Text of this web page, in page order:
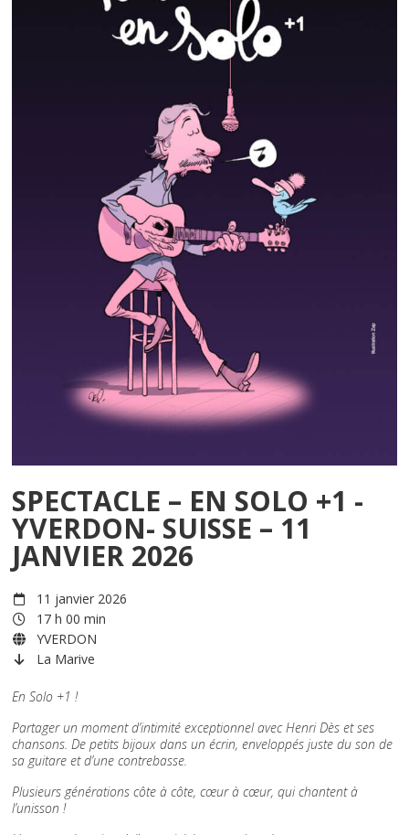
SPECTACLE – EN SOLO +1 -
YVERDON- SUISSE – 11
JANVIER 2026
11 janvier 2026
17 h 00 min
YVERDON
La Marive
En Solo +1 !
Partager un moment d’intimité exceptionnel avec Henri Dès et ses
chansons. De petits bijoux dans un écrin, enveloppés juste du son de
sa guitare et d’une contrebasse.
Plusieurs générations côte à côte, cœur à cœur, qui chantent à
l’unisson !